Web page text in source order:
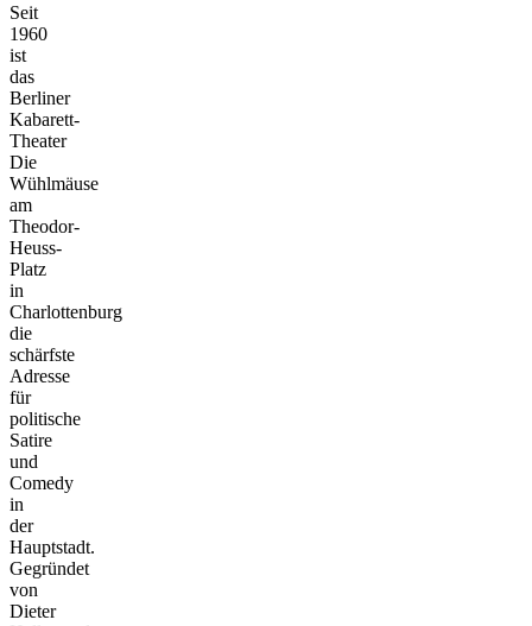
Seit
1960
ist
das
Berliner
Kabarett-
Theater
Die
Wühlmäuse
am
Theodor-
Heuss-
Platz
in
Charlottenburg
die
schärfste
Adresse
für
politische
Satire
und
Comedy
in
der
Hauptstadt.
Gegründet
von
Dieter